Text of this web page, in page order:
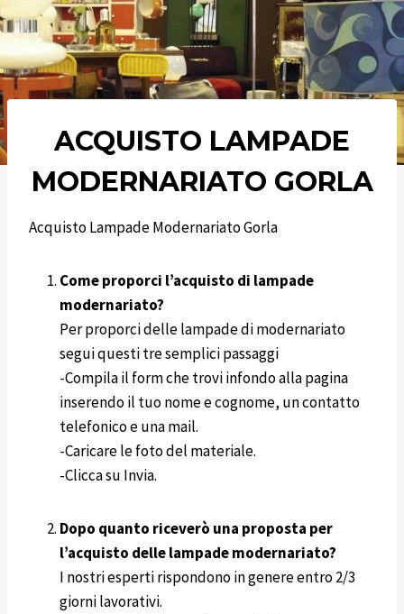
ACQUISTO LAMPADE
MODERNARIATO GORLA
Acquisto Lampade Modernariato Gorla
Come proporci l’acquisto di lampade
modernariato?
Per proporci delle lampade di modernariato
segui questi tre semplici passaggi
-Compila il form che trovi infondo alla pagina
inserendo il tuo nome e cognome, un contatto
telefonico e una mail.
-Caricare le foto del materiale.
-Clicca su Invia.
Dopo quanto riceverò una proposta per
l’acquisto delle lampade modernariato?
I nostri esperti rispondono in genere entro 2/3
giorni lavorativi.